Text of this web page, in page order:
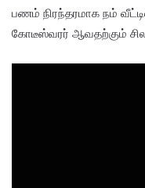
பணம் நிரந்தரமாக நம்
கோடீஸ்வரர் ஆவதற்கும் சில